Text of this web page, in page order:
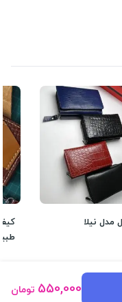
550,000 تومان
نیلا
1,190,000
1,490,000